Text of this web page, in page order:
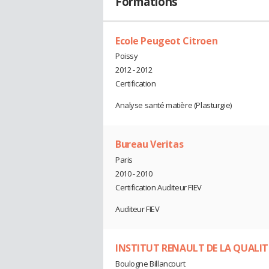
Ecole Peugeot Citroen
Poissy
2012 - 2012
Certification
Analyse santé matière (Plasturgie)
Bureau Veritas
Paris
2010 - 2010
Certification Auditeur FIEV
Auditeur FIEV
INSTITUT RENAULT DE LA
Boulogne Billancourt